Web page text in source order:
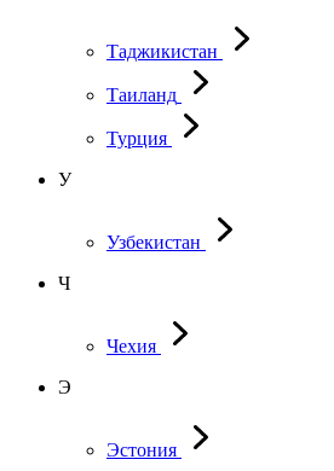
Таджикистан
Таиланд
Турция
У
Узбекистан
Ч
Чехия
Э
Эстония